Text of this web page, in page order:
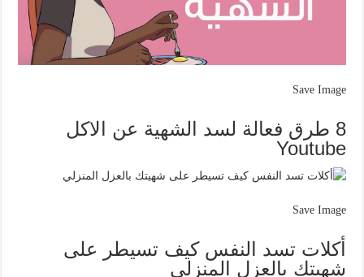
Save Image
8 طرق فعالة لسد الشهية عن الاكل
Youtube
Save Image
أكلات تسد النفس كيف تسيطر على
شهيتك بالعزل المنزلي